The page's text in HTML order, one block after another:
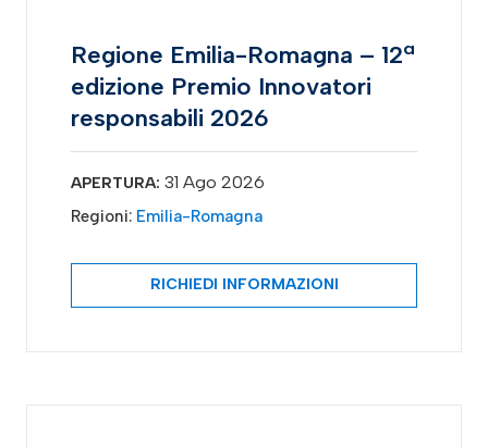
Regione Emilia-Romagna – 12ª
edizione Premio Innovatori
responsabili 2026
APERTURA: 31 Ago 2026
Regioni: Emilia-Romagna
RICHIEDI INFORMAZIONI